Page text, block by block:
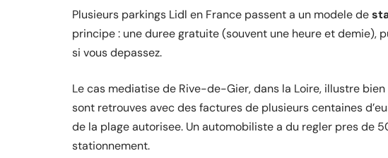
Plusieurs parkings Lidl en France passent a un modele de
principe : une duree gratuite (souvent une heure et demie),
si vous depassez.
Le cas mediatise de Rive-de-Gier, dans la Loire, illustre
sont retrouves avec des factures de plusieurs centaines
de la plage autorisee. Un automobiliste a du regler pres de
stationnement.